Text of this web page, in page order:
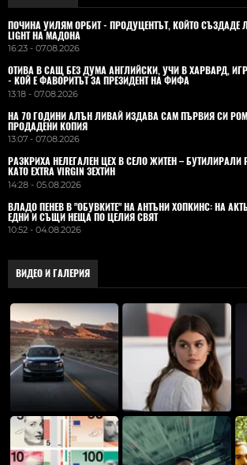
ПОЧИНА УИЛЯМ ОРБИТ - ПРОДУЦЕНТЪТ, КОЙТО СЪЗДАДЕ
LIGHT НА МАДОНА
16:23 - 07.08.2026
ОТИВА В САЩ БЕЗ ДУМА АНГЛИЙСКИ, УЧИ В ХАРВАРД,
- КОЙ Е ФАВОРИТЪТ ЗА ПРЕЗИДЕНТ НА ФИФА
13:18 - 07.08.2026
НА 70 ГОДИНИ АЛЪН ЛИВАЙ ИЗДАВА САМ ПЪРВИЯ СИ
ПРОДАДЕНИ КОПИЯ
13:07 - 07.08.2026
РАЗКРИХА НЕЛЕГАЛЕН ЦЕХ В СЕЛО ЖИТЕН – БУТИЛИРАЛИ
КАТО EXTRA VIRGIN ЗЕХТИН
14:28 - 05.08.2026
ВЛАДO ПЕНЕВ В "ОБУВКИТЕ" НА АНТЪНИ ХОПКИНС: НА
ЕДНИ И СЪЩИ НЕЩА ПО ЦЕЛИЯ СВЯТ
10:52 - 04.08.2026
ВИДЕО И ГАЛЕРИЯ